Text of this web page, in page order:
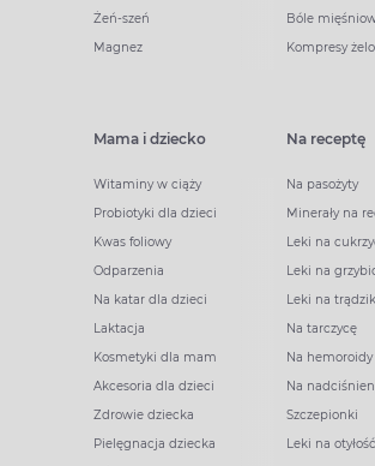
Żeń-szeń
Magnez
Bóle
Kompresy
Mama i dziecko
Witaminy w ciąży
Probiotyki dla dzieci
Kwas foliowy
Odparzenia
Na katar dla dzieci
Laktacja
Kosmetyki dla mam
Akcesoria dla dzieci
Zdrowie dziecka
Pielęgnacja dziecka
Na receptę
Na pasożyty
Minerały na
Leki na
Leki na
Leki na trądzik
Na tarczycę
Na hemoroidy
Na
Szczepionki
Leki na otyłość